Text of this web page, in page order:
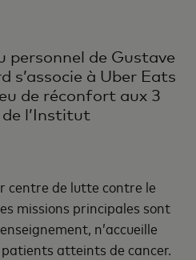
personnel de Gustave
s’associe à Uber Eats
de réconfort aux 3
l’Institut
centre de lutte contre le
missions principales sont
n’accueille
atteints de cancer.